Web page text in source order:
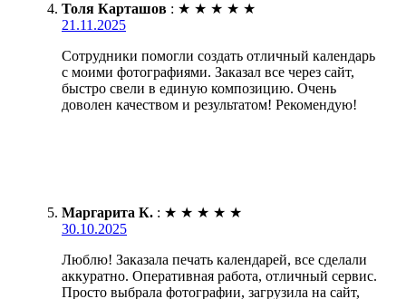
Толя Карташов : ★ ★ ★ ★ ★
21.11.2025
Сотрудники помогли создать отличный календарь
с моими фотографиями. Заказал все через сайт,
быстро свели в единую композицию. Очень
доволен качеством и результатом! Рекомендую!
Маргарита К. : ★ ★ ★ ★ ★
30.10.2025
Люблю! Заказала печать календарей, все сделали
аккуратно. Оперативная работа, отличный сервис.
Просто выбрала фотографии, загрузила на сайт,